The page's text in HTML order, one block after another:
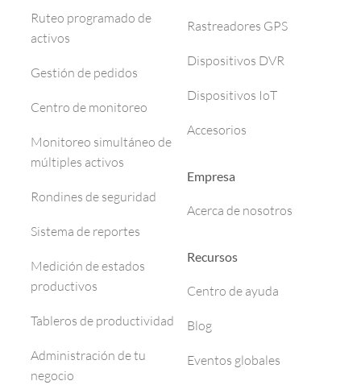
Ruteo programado de
activos
Gestión de pedidos
Centro de monitoreo
Monitoreo simultáneo de
múltiples activos
Rondines de seguridad
Sistema de reportes
Medición de estados
productivos
Tableros de productividad
Administración de tu
negocio
Rastreadores GPS
Dispositivos DVR
Dispositivos IoT
Accesorios
Empresa
Acerca de nosotros
Recursos
Centro de ayuda
Blog
Eventos globales